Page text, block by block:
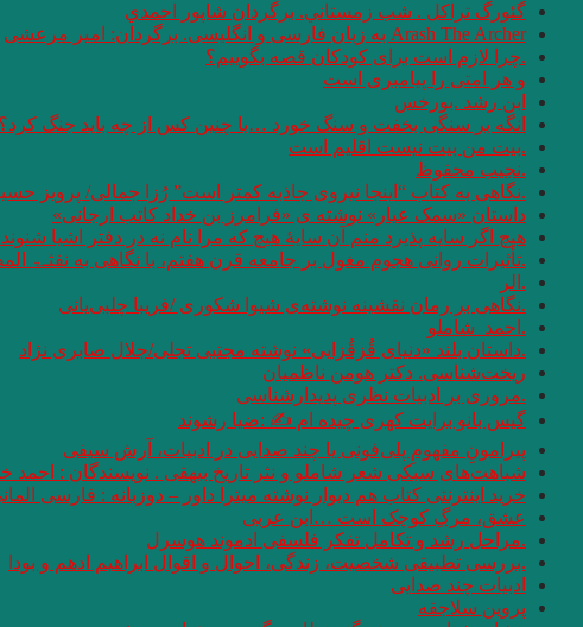
گئورگ تراكل . شب زمستاني. برگردان شاپور احمدي
Arash The Archer به زبان فارسی و انگلیسی. برگردان: امیر مرعشی
.چرا لازم است برای کودکان قصه بگوییم؟
و هر امتى را پيامبرى است
ابن رشد .بورخس
انگه بر سنگی بخفت و سنگ خورد …با چنین کس از چه باید جنگ کرد؟
.بیت من بیت نیست اقلیم است
.نجیب محفوظ
.نگاهی به کتاب “اینجا نیروی جاذبه کمتر است” رُزا جمالی/ پرویز
داستان «سمک عیار» نوشته ی «فرامرز بن خداد کاتب ارجانی»
هیچ اگر سایه پذیرد منم آن سایهٔ هیچ که مرا نام نه در دفتر اشیا
.تأثیرات روانی هجوم مغول بر جامعه قرن هفتم، با نگاهی به نفثـۃ
.الر
.نگاهی بر رمان نقشینه نوشته‌ی شیوا شکوری /فریبا چلبی‌یانی
.احمد_شاملو
.داستان بلند «دنیای قُزقُزایی» نوشته مجتبی تجلی/جلال صابری نژاد
ریخت‌شناسی. دکتر هومن ناظمیان
.مروری بر ادبیات نظری پدیدارشناسی
گیس بانو برایت کهری چیده ام ✍ :ضیا رشوند
پیرامونِ مفهومِ پلی‌فونی یا چند صدایی در ادبیات، آرش سیفی
شباهت‌های سبکی شعر شاملو و نثر تاریخ بیهقی . نویسندگان : احمد
خرید اینترنتی کتاب هم دیوار نوشته میترا داور – دوزبانه : فارسی
عشق، مرگِ کوچک است …ابن عربی
.مراحل رشد و تکامل تفکر فلسفی ادموند هوسرل
.بررسی تطبیقی شخصیت، زندگی، احوال و اقوال ابراهیم ادهم و بودا
ادبیات چند صدایی
پروین سلاجقه